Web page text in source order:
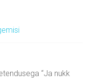
“Ja nukk